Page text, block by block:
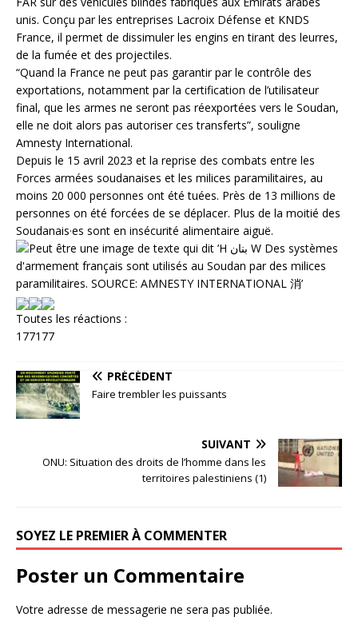
unis. Conçu par les entreprises Lacroix Défense et KNDS
France, il permet de dissimuler les engins en tirant des leurres,
de la fumée et des projectiles.
“Quand la France ne peut pas garantir par le contrôle des
exportations, notamment par la certification de l’utilisateur
final, que les armes ne seront pas réexportées vers le Soudan,
elle ne doit alors pas autoriser ces transferts”, souligne
Amnesty International.
Depuis le 15 avril 2023 et la reprise des combats entre les
Forces armées soudanaises et les milices paramilitaires, au
moins 20 000 personnes ont été tuées. Près de 13 millions de
personnes on été forcées de se déplacer. Plus de la moitié des
Soudanais·es sont en insécurité alimentaire aiguë.
Toutes les réactions :
177177
PRÉCÉDENT
Faire trembler les puissants
SUIVANT
ONU: Situation des droits de l’homme dans les
territoires palestiniens (1)
SOYEZ LE PREMIER À COMMENTER
Poster un Commentaire
Votre adresse de messagerie ne sera pas publiée.